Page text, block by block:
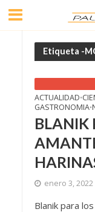
Etiqueta -
ACTUALIDAD•
GASTRONOMIA•
BLANIK
enero 3, 2022
Blanik para